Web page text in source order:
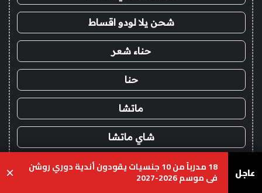
شحن يلا لودو اقساط
حناء شعر
حنا
ماتشا
شاي ماتشا
شدات ببجي تمارا عاجل 18 مدرباً من 10 جنسيات يقودون أندية دوري روشن
في موسم 2026-2027 ×